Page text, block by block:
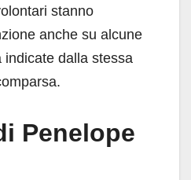
stanno
anche su alcune
dalla stessa
Penelope